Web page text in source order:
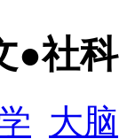
●社科
大脑